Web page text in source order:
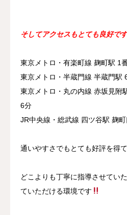
そしてアクセスもとても良好で
東京メトロ・有楽町線 麹町駅 1
東京メトロ・半蔵門線 半蔵門駅
東京メトロ・丸の内線 赤坂見附
6分
JR中央線・総武線 四ツ谷駅 麹
通いやすさでもとても好評を得
どこよりも丁寧に指導させてい
ていただける環境です